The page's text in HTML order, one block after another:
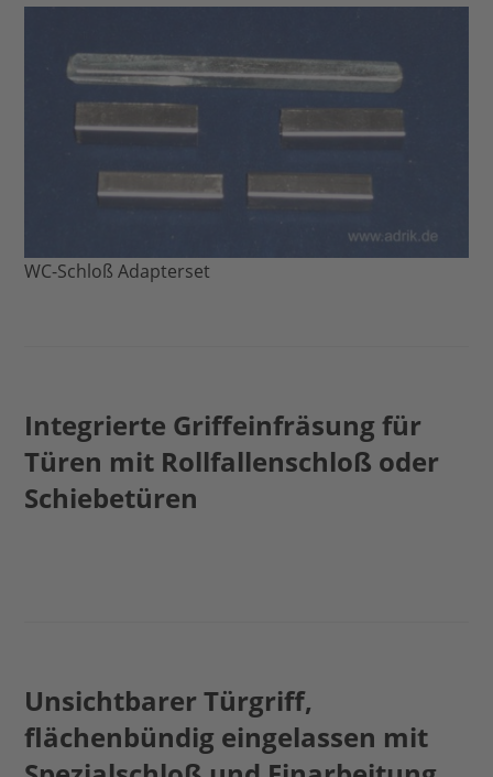
WC-Schloß Adapterset
Integrierte Griffeinfräsung für
Türen mit Rollfallenschloß oder
Schiebetüren
Unsichtbarer Türgriff,
flächenbündig eingelassen mit